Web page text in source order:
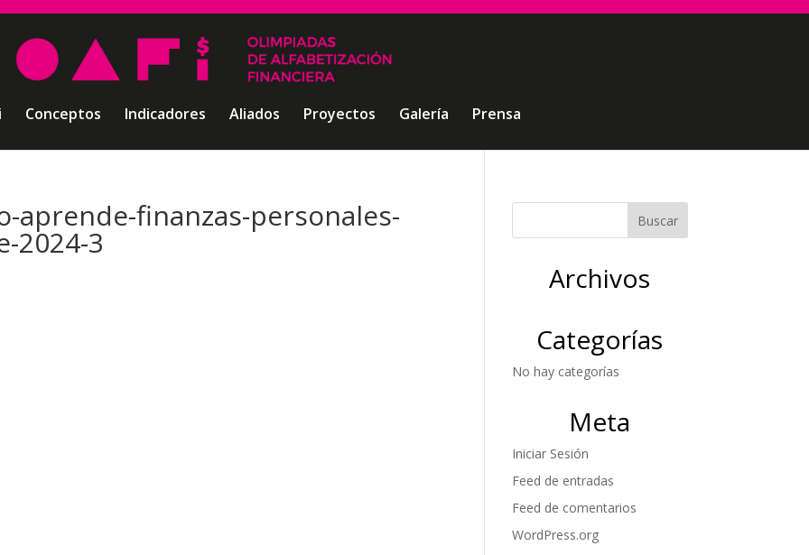
Conceptos Indicadores Aliados Proyectos Galería Prensa
finanzas-personales-
2024-3
Archivos
Categorías
No hay categorías
Meta
Iniciar Sesión
Feed de entradas
Feed de comentarios
WordPress.org